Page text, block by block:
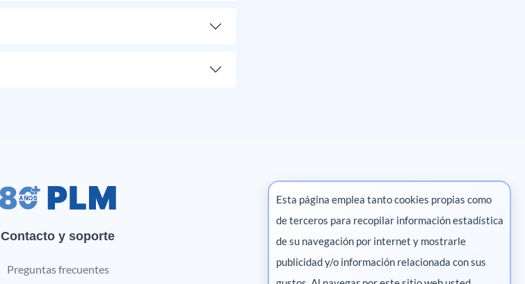
Contacto y soporte
Preguntas frecuentes
Marketing digital
Pharma
Esta página emplea tanto cookies propias como
de terceros para recopilar información estadística
de su navegación por internet y mostrarle
publicidad y/o información relacionada con sus